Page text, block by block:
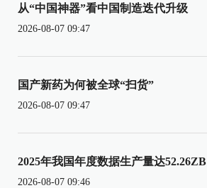
从“中国神器”看中国制造迭代升级
2026-08-07 09:47
国产新药为何被全球“扫货”
2026-08-07 09:47
2025年我国年度数据生产量达52.26ZB
2026-08-07 09:46